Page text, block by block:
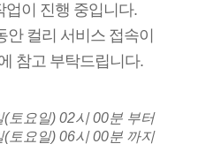
업이 진행 중입니다.
안 컬리 서비스 접속이
참고 부탁드립니다.
토요일) 02시 00분 부터
토요일) 06시 00분 까지